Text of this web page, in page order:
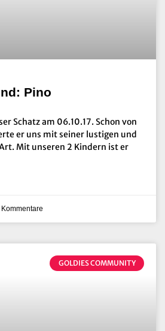
Pino
Schatz am 06.10.17. Schon von
er uns mit seiner lustigen und
Mit unseren 2 Kindern ist er
Kommentare
GOLDIES COMMUNITY